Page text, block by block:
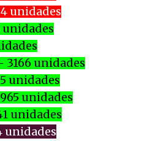
unidades
unidades
unidades
unidades
unidades
unidades
unidades